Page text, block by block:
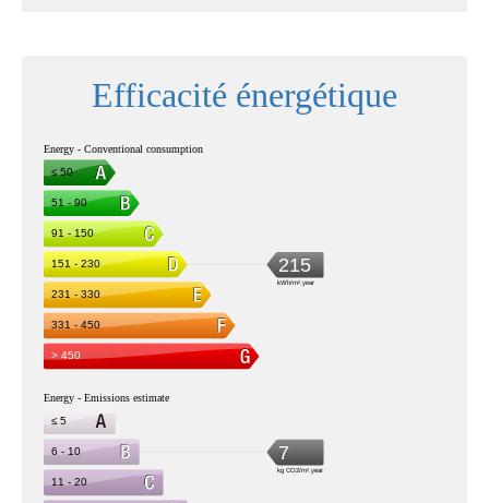
Efficacité énergétique